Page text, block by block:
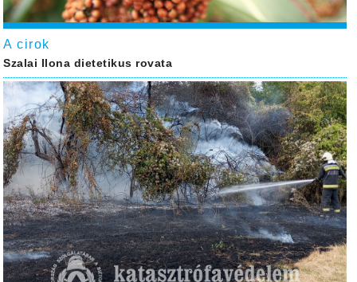
A cirok
Szalai Ilona dietetikus rovata